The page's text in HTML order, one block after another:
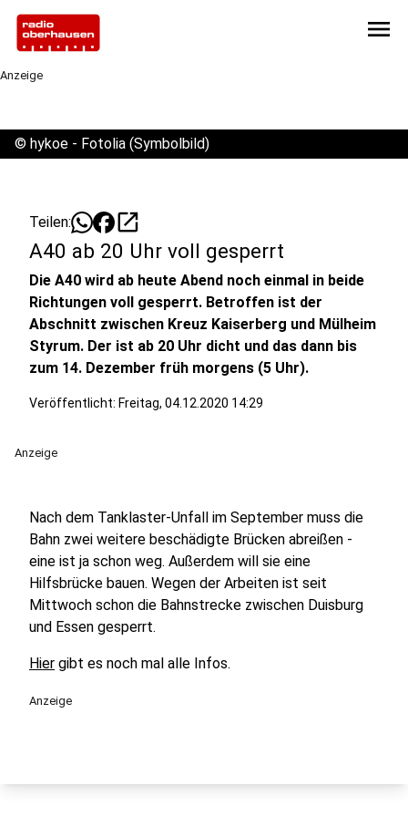
menu
Anzeige
© hykoe - Fotolia (Symbolbild)
Teilen: open_in_new
A40 ab 20 Uhr voll gesperrt
Die A40 wird ab heute Abend noch einmal in beide
Richtungen voll gesperrt. Betroffen ist der
Abschnitt zwischen Kreuz Kaiserberg und Mülheim
Styrum. Der ist ab 20 Uhr dicht und das dann bis
zum 14. Dezember früh morgens (5 Uhr).
Veröffentlicht: Freitag, 04.12.2020 14:29
Anzeige
Nach dem Tanklaster-Unfall im September muss die
Bahn zwei weitere beschädigte Brücken abreißen -
eine ist ja schon weg. Außerdem will sie eine
Hilfsbrücke bauen. Wegen der Arbeiten ist seit
Mittwoch schon die Bahnstrecke zwischen Duisburg
und Essen gesperrt.
Hier gibt es noch mal alle Infos.
Anzeige